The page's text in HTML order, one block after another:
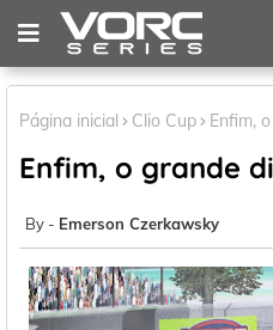
Página inicial Clio Cup Enfim,
Enfim, o grande
Emerson Czerkawsky